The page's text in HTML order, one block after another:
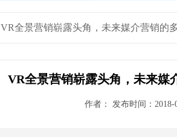
VR全景营销崭露头角，未来媒介营销的
VR全景营销崭露头角，未来媒
作者： 发布时间：2018-